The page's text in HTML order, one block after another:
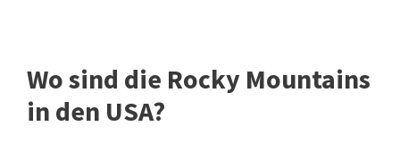
Wo sind die Rocky Mountains
in den USA?